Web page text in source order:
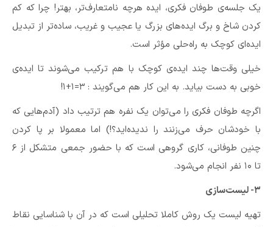
یک جلسه‌ی طوفان فکری،‌ ایده هرچه نامتعارف‌تر،‌ بهتر! چرا که کم
کردن شاخ و برگ ایده‌‌های بزرگ یا عجیب و غریب، ساده‌تر از تبدیل
ایده‌‌ای کوچک به راه‌حلی مؤثر است.
خیلی وقت‌ها چند ایده‌ی کوچک با هم ترکیب می‌شوند تا ایده‌ی
خوبی به دست بیاید. به این کار هم می‌گویند : ۳=۱+۱!
اگرچه طوفان فکری را می‌توان یک نفره هم ترتیب داد (آدم‌هایی که
با خودشان حرف می‌زنند را ندیده‌اید؟!) اما معمولا بر پا کردن
چنین طوفانی، کاری گروهی است که با حضور جمعی متشکل از ۶
تا ۱۰ نفر انجام می‌شود.
۳- لیست‌سازی
تهیه لیست یک روش کاملا تحلیلی است که در آن با شناسایی نقاط